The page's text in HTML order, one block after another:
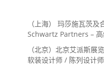
（上海） 玛莎施瓦茨
Schwartz Partners –
Landscape Designer /
Landscape Designer
（北京）北京艾派斯展
软装设计师 / 陈列设计师